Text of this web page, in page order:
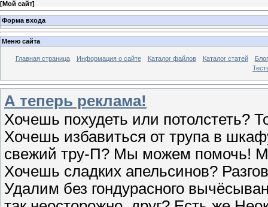
[Мой сайт]
Форма входа
Меню сайта
Главная страница Информация о сайте Каталог файлов Каталог статей
Блог
А теперь реклама!
Хочешь похудеть или потолстеть?
Хочешь избавиться от трупа в
свежий тру-П? Мы можем помочь!
Хочешь сладких апельсинов?
Удалим без гондурасного